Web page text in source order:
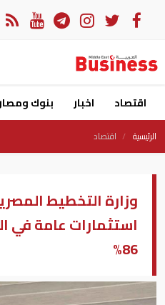
اقتصاد اخبار بنوك
الرئيسية اقتصاد
استثمارات عامة في
86%